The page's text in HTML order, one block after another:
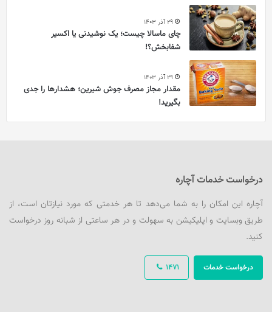
29 آذر 1403
چای ماسالا چیست؛ یک نوشیدنی یا اکسیر
شفابخش؟!
29 آذر 1403
مقدار مجاز مصرف جوش شیرین؛ هشدارها را جدی
بگیرید!
درخواست خدمات آچاره
آچاره این امکان را به شما می‌دهد تا هر خدمتی که مورد نیازتان است، از
طریق وبسایت و اپلیکیشن به سهولت و در هر ساعتی از شبانه روز درخواست
کنید.
1471 درخواست خدمات